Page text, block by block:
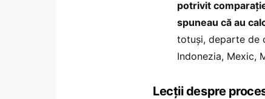
potrivit
spuneau că au
totuși, departe de
Indonezia, Mexic,
Lecții despre